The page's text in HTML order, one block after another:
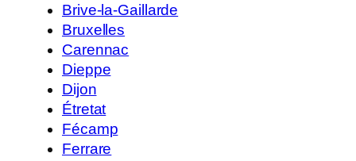
Brive-la-Gaillarde
Bruxelles
Carennac
Dieppe
Dijon
Étretat
Fécamp
Ferrare